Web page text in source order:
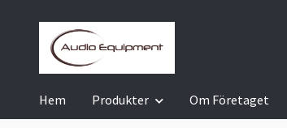
Hem Produkter Om Företaget